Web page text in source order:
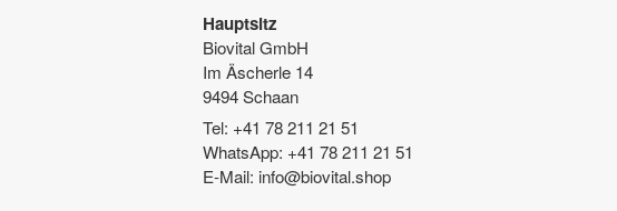
Hauptsitz
Biovital GmbH
Im Äscherle 14
9494 Schaan
Tel: +41 78 211 21 51
WhatsApp: +41 78 211 21 51
E-Mail: info@biovital.shop